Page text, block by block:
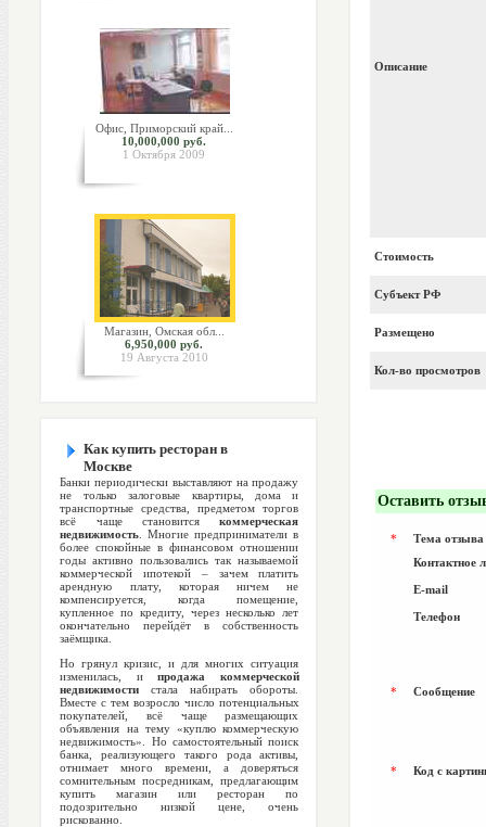
Офис, Приморский край...
10,000,000 руб.
1 Октября 2009
Магазин, Омская обл...
6,950,000 руб.
19 Августа 2010
Как купить ресторан в
Москве
Банки периодически выставляют на продажу
не только залоговые квартиры, дома и
транспортные средства, предметом торгов
всё чаще становитсякоммерческая
недвижимость . Многие предприниматели в
более спокойные в финансовом отношении
годы активно пользовались так называемой
коммерческой ипотекой – зачем платить
арендную плату, которая ничем не
компенсируется, когда помещение,
купленное по кредиту, через несколько лет
окончательно перейдёт в собственность
заёмщика.
Но грянул кризис, и для многих ситуация
изменилась, ипродажа коммерческой
недвижимости стала набирать обороты.
Вместе с тем возросло число потенциальных
покупателей, всё чаще размещающих
объявления на тему «куплю коммерческую
недвижимость». Но самостоятельный поиск
банка, реализующего такого рода активы,
отнимает много времени, а доверяться
сомнительным посредникам, предлагающим
купить магазин или ресторан по
подозрительно низкой цене, очень
рискованно.
Описание
Стоимость
Субъект РФ
Размещено
Кол-во просмотров
Оставить
*
Тема отзыва
Контактное
E-mail
Телефон
* Сообщение
* Код с